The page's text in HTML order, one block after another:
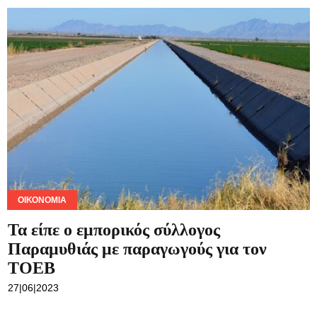
ΟΙΚΟΝΟΜΊΑ
Τα είπε ο εμπορικός σύλλογος
Παραμυθιάς με παραγωγούς για τον
ΤΟΕΒ
27|06|2023